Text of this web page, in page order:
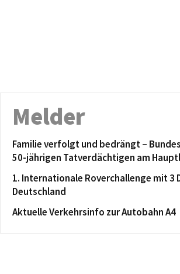
Melder
Familie verfolgt und bedrängt –
50-jährigen Tatverdächtigen am
1. Internationale Roverchallenge mit 3
Deutschland
Aktuelle Verkehrsinfo zur Autobahn A4